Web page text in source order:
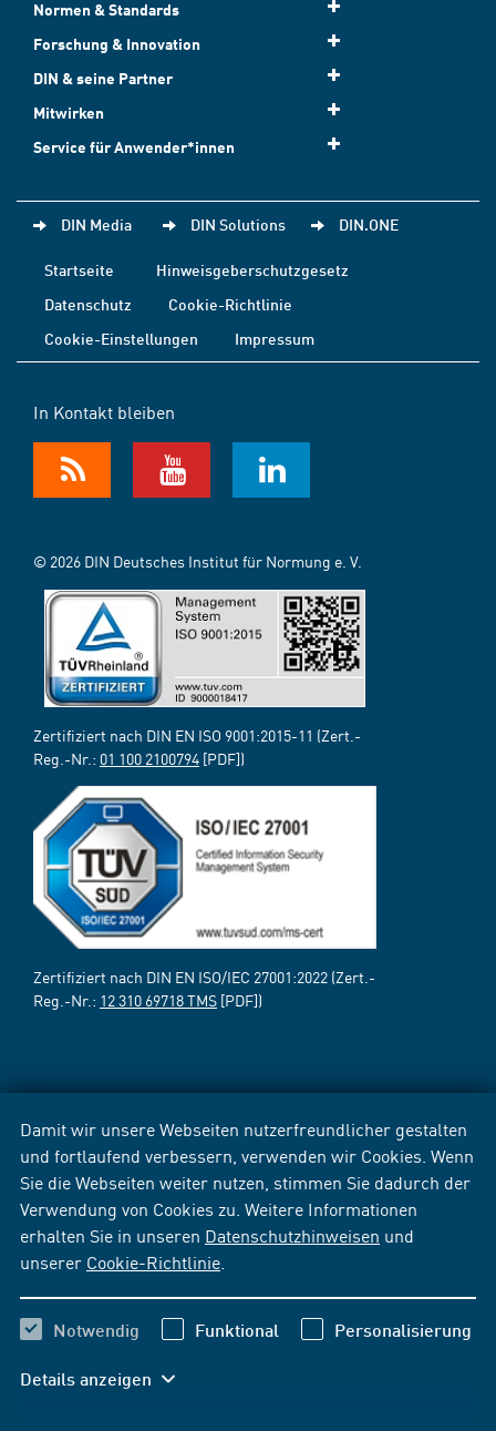
Damit wir unsere Webseiten nutzerfreundlicher gestalten
und fortlaufend verbessern, verwenden wir Cookies. Wenn
Sie die Webseiten weiter nutzen, stimmen Sie dadurch der
Verwendung von Cookies zu. Weitere Informationen
erhalten Sie in unseren Datenschutzhinweisen und
unserer Cookie-Richtlinie
Notwendig Funktional Personalisierung
Details anzeigen
Normen & Standards
Forschung & Innovation
DIN & seine Partner
Mitwirken
Service für Anwender*innen
DIN Media DIN Solutions DIN.ONE
Startseite
Hinweisgeberschutzgesetz
Datenschutz
Cookie-Richtlinie
Cookie-Einstellungen
Impressum
In Kontakt bleiben
© 2026 DIN Deutsches Institut für Normung e. V.
Zertifiziert nach DIN EN ISO 9001:2015-11 (Zert.-
Reg.-Nr.: 01 100 2100794 [PDF])
Zertifiziert nach DIN EN ISO/IEC 27001:2022 (Zert.-
Reg.-Nr.: 12 310 69718 TMS [PDF])